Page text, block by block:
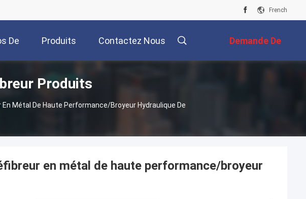
French
De Produits Contactez Nous Demande De
Soumission
Produits
Métal De Haute Performance/broyeur Hydraulique De
en métal de haute performance/broyeur